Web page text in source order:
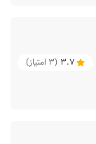
3.7
(
3 امتیاز)